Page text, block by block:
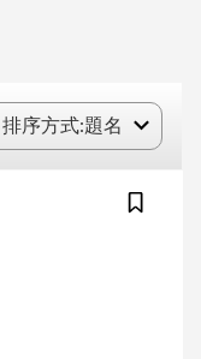
排序方式:題名